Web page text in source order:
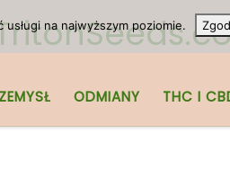
ODMIANY THC I
na najwyższym poziomie.